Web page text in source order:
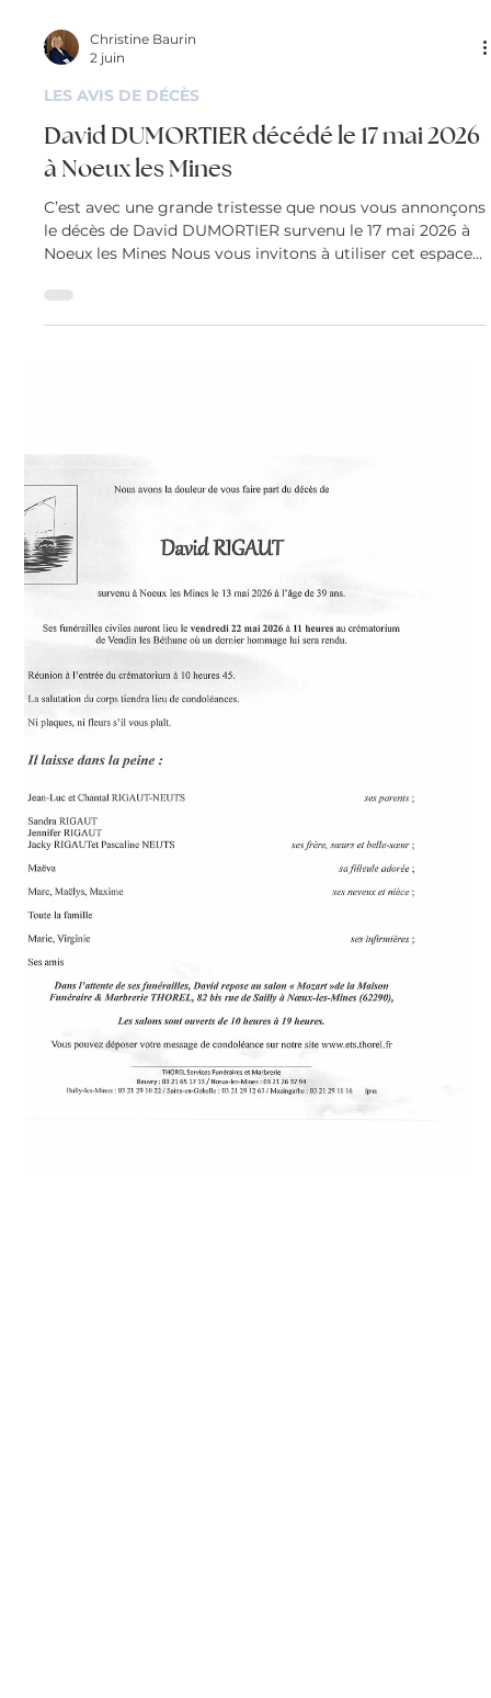
2 juin
LES AVIS DE DÉCÈS
David DUMORTIER décédé le 17 mai 2026
à Noeux les Mines
C’est avec une grande tristesse que nous vous annonçons
pour laisser vos condoléances, partager des photos
souvenirs, une anecdote ou exprimer vos pensées à
travers des poèmes ou des textes.